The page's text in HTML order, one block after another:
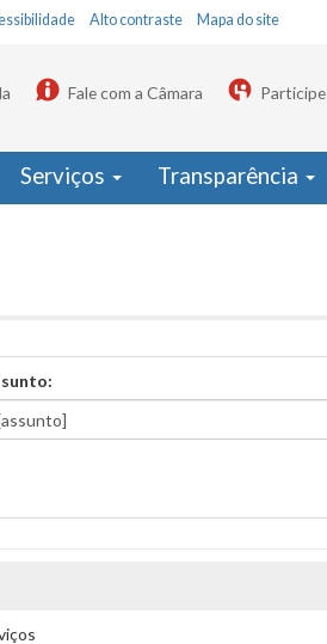
Alto contraste Mapa do site
Fale com a Câmara Participe
Serviços Transparência